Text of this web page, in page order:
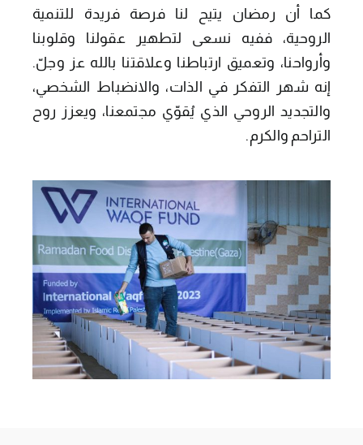
كما أن رمضان يتيح لنا فرصة فريدة للتنمية
الروحية، ففيه نسعى لتطهير عقولنا وقلوبنا
وأرواحنا، وتعميق ارتباطنا وعلاقتنا بالله عز وجلّ.
إنه شهر التفكر في الذات، والانضباط الشخصي،
والتجديد الروحي الذي يُقوّي مجتمعنا، ويعزز روح
التراحم والكرم.